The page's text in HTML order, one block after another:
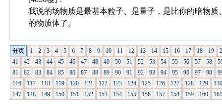
我说的场物质是最基本粒子、是量子，是比你的暗物
的物质体了。
分页 1 2 3 4 5 6 7 8 9 10 11 12 13 14 15 16 17 18 19
41
42 43 44 45 46 47 48 49 50 51 52 53 54 55 56 57 58
81
82 83 84 85 86 87 88 89 90 91 92 93 94 95 96 97 98
116
117 118 119 120 121 122 123 124 125 126 127 128 129
147
148 149 150 151 152 153 154 155 156 157 158 159 160